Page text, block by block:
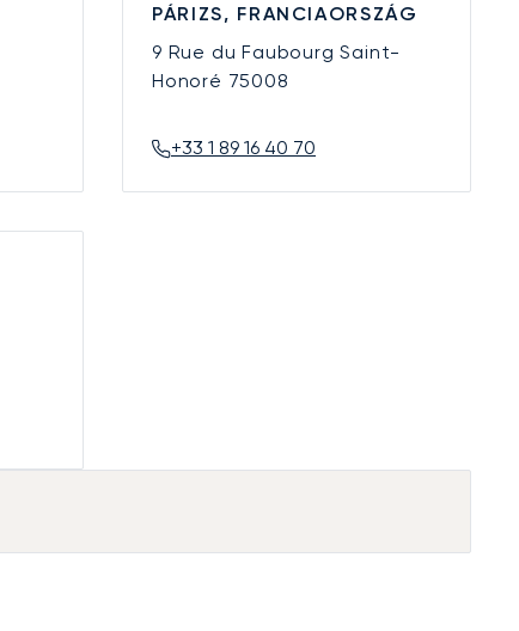
PÁRIZS, FRANCIAORSZÁG
9 Rue du Faubourg Saint-
Honoré 75008
+33 1 89 16 40 70